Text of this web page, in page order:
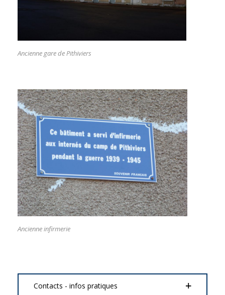
Ancienne gare de Pithiviers
Ancienne infirmerie
Contacts - infos pratiques